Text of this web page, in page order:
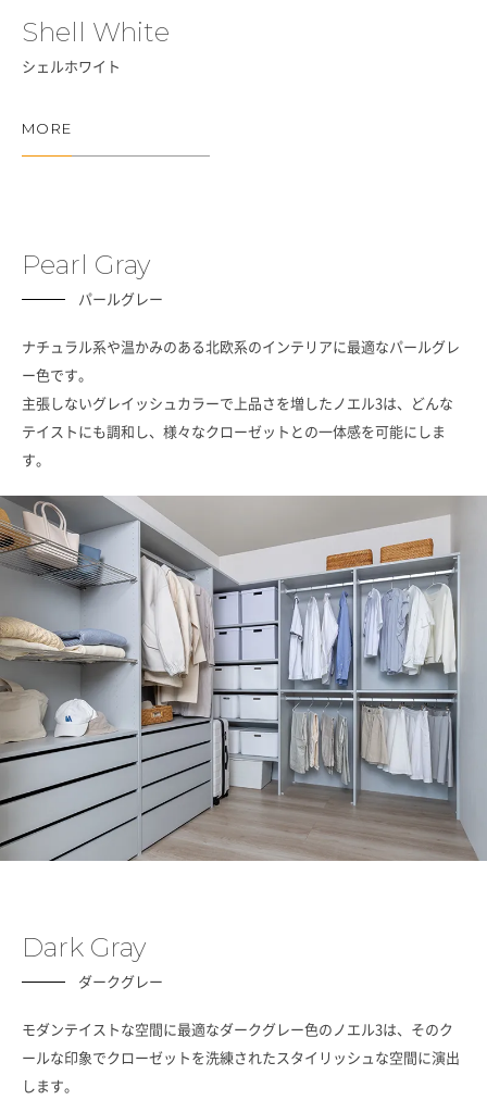
Shell White
シェルホワイト
MORE
Pearl Gray
パールグレー
ナチュラル系や温かみのある北欧系のインテリアに最適なパールグレ
ー色です。
主張しないグレイッシュカラーで上品さを増したノエル3は、どんな
テイストにも調和し、様々なクローゼットとの一体感を可能にしま
す。
Dark Gray
ダークグレー
モダンテイストな空間に最適なダークグレー色のノエル3は、そのク
ールな印象でクローゼットを洗練されたスタイリッシュな空間に演出
します。